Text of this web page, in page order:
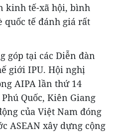
kinh tế-xã hội, bình
tế đánh giá rất
góp tại các Diễn đàn
giới IPU. Hội nghị
AIPA lần thứ 14
Quốc, Kiên Giang
của Việt Nam đóng
ASEAN xây dựng cộng